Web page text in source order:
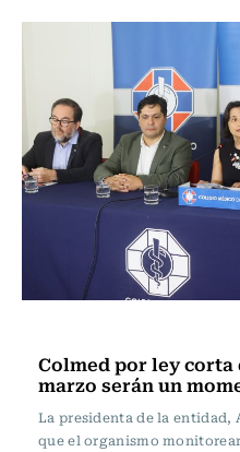
Colmed por ley corta
marzo serán un
La presidenta de la entidad,
que el organismo